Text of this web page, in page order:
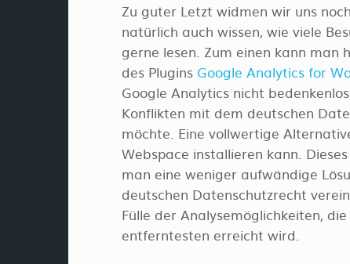
Zu guter Letzt widmen wir uns
natürlich auch wissen, wie viele
gerne lesen. Zum einen kann man
des Plugins Google Analytics for
Google Analytics nicht
Konflikten mit dem deutschen
möchte. Eine vollwertige
Webspace installieren kann.
man eine weniger aufwändige
deutschen Datenschutzrecht
Fülle der Analysemöglichkeiten,
entferntesten erreicht wird.